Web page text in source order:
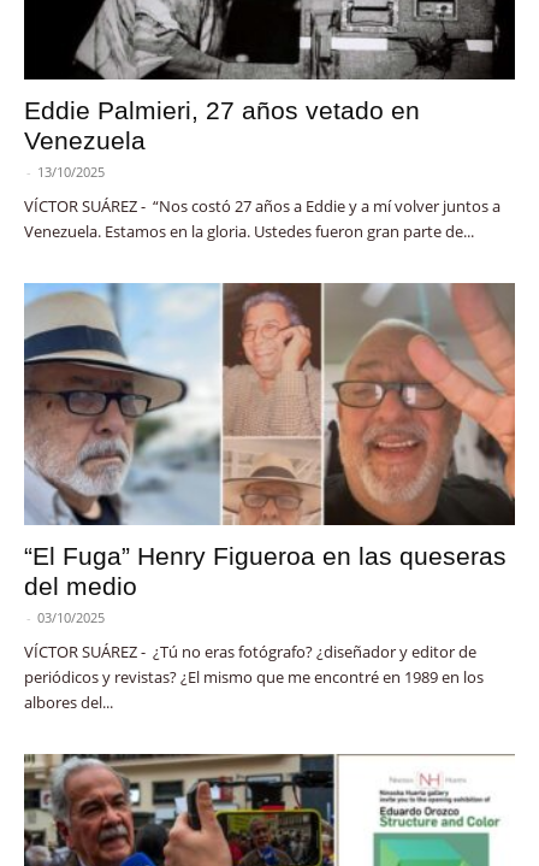
Eddie Palmieri, 27 años vetado en
Venezuela
- 13/10/2025
VÍCTOR SUÁREZ - “Nos costó 27 años a Eddie y a mí volver juntos a
Venezuela. Estamos en la gloria. Ustedes fueron gran parte de...
“El Fuga” Henry Figueroa en las queseras
del medio
- 03/10/2025
VÍCTOR SUÁREZ - ¿Tú no eras fotógrafo? ¿diseñador y editor de
periódicos y revistas? ¿El mismo que me encontré en 1989 en los
albores del...